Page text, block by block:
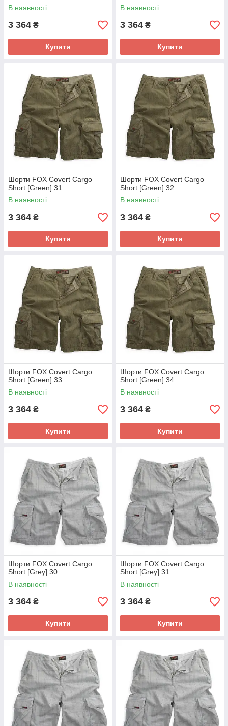
В наявності
3 364 ₴
Купити
В наявності
3 364 ₴
Купити
Шорти FOX Covert Cargo
Short [Green] 31
В наявності
3 364 ₴
Купити
Шорти FOX Covert Cargo
Short [Green] 32
В наявності
3 364 ₴
Купити
Шорти FOX Covert Cargo
Short [Green] 33
В наявності
3 364 ₴
Купити
Шорти FOX Covert Cargo
Short [Green] 34
В наявності
3 364 ₴
Купити
Шорти FOX Covert Cargo
Short [Grey] 30
В наявності
3 364 ₴
Купити
Шорти FOX Covert Cargo
Short [Grey] 31
В наявності
3 364 ₴
Купити